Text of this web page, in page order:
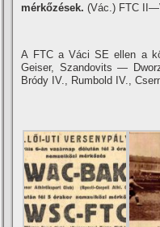
mérkőzések. (Vác.) FTC
A FTC a Váci SE ellen a
Geiser, Szandovits —
Bródy IV., Rumbold IV.,